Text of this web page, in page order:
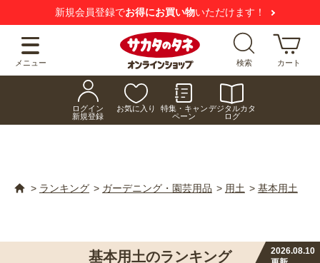
新規会員登録でお得にお買い物いただけます！
メニュー 検索 カート
ログイン
新規登録
お気に入り
特集・キャン
ペーン
デジタルカタ
ログ
> ランキング > ガーデニング・園芸用品 > 用土 > 基本用土
基本用土のランキング
2026.08.10